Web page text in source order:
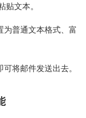
贴文本。
为普通文本格式、富
将邮件发送出去。